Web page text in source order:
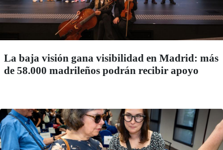
La baja visión gana visibilidad en Madrid: más
de 58.000 madrileños podrán recibir apoyo